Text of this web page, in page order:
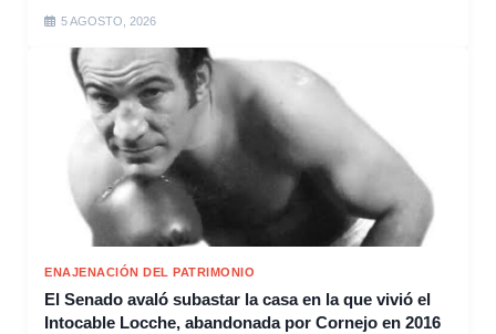
5 AGOSTO, 2026
ENAJENACIÓN DEL PATRIMONIO
El Senado avaló subastar la casa en la que vivió el
Intocable Locche, abandonada por Cornejo en 2016